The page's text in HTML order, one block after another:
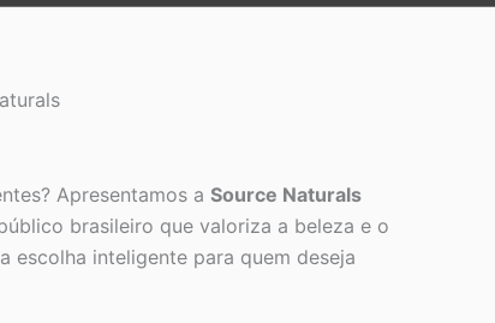
Apresentamos a Source Naturals
brasileiro que valoriza a beleza e o
inteligente para quem deseja